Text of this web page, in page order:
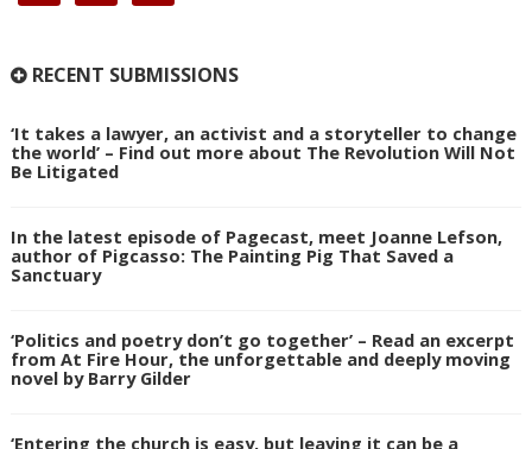
RECENT SUBMISSIONS
‘It takes a lawyer, an activist and a storyteller to change
the world’ – Find out more about The Revolution Will Not
Be Litigated
In the latest episode of Pagecast, meet Joanne Lefson,
author of Pigcasso: The Painting Pig That Saved a
Sanctuary
‘Politics and poetry don’t go together’ – Read an excerpt
from At Fire Hour, the unforgettable and deeply moving
novel by Barry Gilder
‘Entering the church is easy, but leaving it can be a